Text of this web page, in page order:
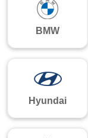
BMW
Hyundai